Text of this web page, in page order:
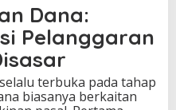
Dana:
Pelanggaran
terbuka pada tahap
biasanya berkaitan